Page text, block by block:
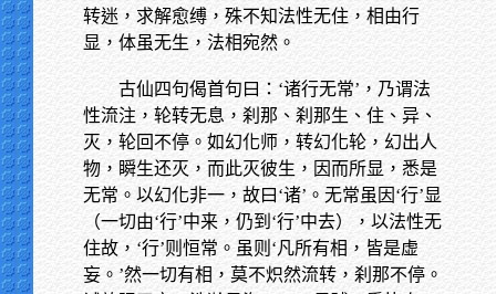
转迷，求解愈缚，殊不知法性无住，相由行
显，体虽无生，法相宛然。
古仙四句偈首句曰：‘诸行无常’，乃谓法
性流注，轮转无息，刹那、刹那生、住、异、
灭，轮回不停。如幻化师，转幻化轮，幻出人
物，瞬生还灭，而此灭彼生，因而所显，悉是
无常。以幻化非一，故曰‘诸’。无常虽因‘行’显
（一切由‘行’中来，仍到‘行’中去），以法性无
住故，‘行’则恒常。虽则‘凡所有相，皆是虚
妄。’然一切有相，莫不炽然流转，刹那不停。